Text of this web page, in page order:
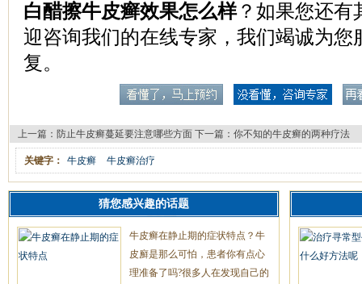
白醋擦牛皮癣效果怎么样？如果您还有
迎咨询我们的在线专家，我们竭诚为您
复。
上一篇： 防止牛皮癣蔓延要注意哪些方面 下一篇： 你不知的牛皮癣的两种疗法
关键字： 牛皮癣 牛皮癣治疗
猜您感兴趣的话题
牛皮癣在静止期的症状特点？牛
皮廯是那么可怕，患者你有点心
理准备了吗?很多人在发现自己的